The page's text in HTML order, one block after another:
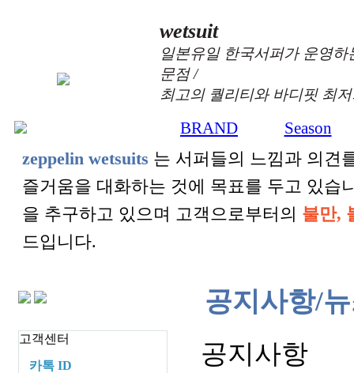
wetsuit
일본유일 한국서퍼가 운영
문점 /
최고의 퀄리티와 바디핏 최
BRAND Season
zeppelin wetsuits 는 서퍼들의 느낌과 의견
즐거움을 대화하는 것에 목표를 두고 있
을 추구하고 있으며 고객으로부터의 불만,
드입니다.
고객센터
카톡 ID
공지사항/
공지사항